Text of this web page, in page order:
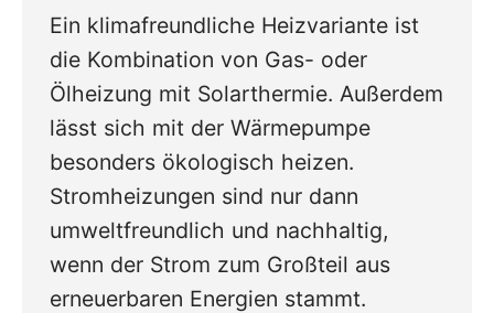
Ein klimafreundliche Heizvariante ist
die Kombination von Gas- oder
Ölheizung mit Solarthermie. Außerdem
lässt sich mit der Wärmepumpe
besonders ökologisch heizen.
Stromheizungen sind nur dann
umweltfreundlich und nachhaltig,
wenn der Strom zum Großteil aus
erneuerbaren Energien stammt.